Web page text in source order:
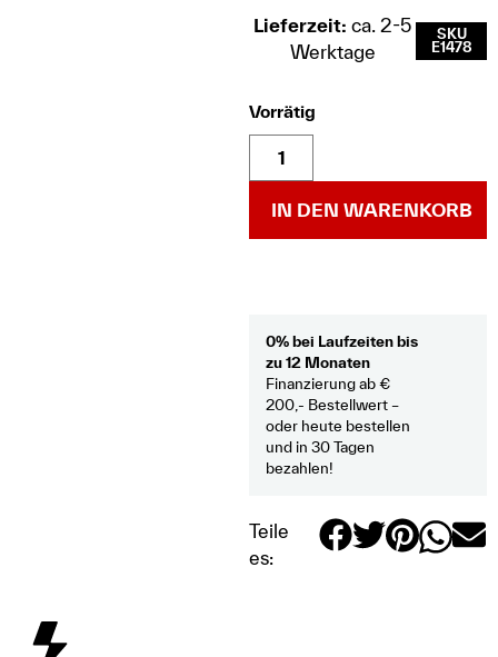
Lieferzeit: ca. 2-5
Werktage
SKU
E1478
Vorrätig
IN DEN WARENKORB
0% bei Laufzeiten bis
zu 12 Monaten
Finanzierung ab €
200,- Bestellwert –
oder heute bestellen
und in 30 Tagen
bezahlen!
Teile
es: